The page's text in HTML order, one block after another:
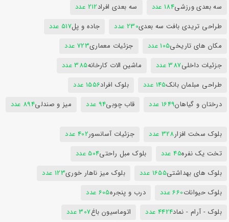
سه بعدی ورزشی184 عدد سه بعدی افراد212 عدد
طراحی تریدی بافت سه بعدی230 عدد جاده و پل517 عدد
مکان های تاریخی105 عدد جزئیات معماری723 عدد
جزئیات داخلی387 عدد ماشین الات کارخانه385 عدد
طراحی مبلمان بانک145 عدد بلوک افراد1556 عدد
درختان و گیاهان1649 عدد قاب چوبی94 عدد میز و صندلی894 عدد
بلوک سخت افزار328 عدد جزئیات آسانسور402 عدد
تخت یک نفره45 عدد بلوک مبل راحتی504 عدد
بلوک های بهداشتی1655 عدد بلوک میز ناهار خوری123 عدد
بلوک حیوانات660 عدد درب و پنجره605 عدد
بلوک - آرام - نماد4424 عدد اتوماسیون باغ307 عدد